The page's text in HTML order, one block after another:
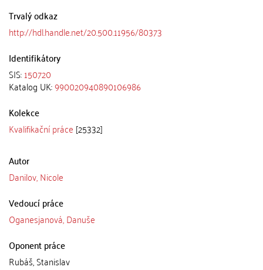
Trvalý odkaz
http://hdl.handle.net/20.500.11956/80373
Identifikátory
SIS:150720
Katalog UK:990020940890106986
Kolekce
Kvalifikační práce [25332]
Autor
Danilov, Nicole
Vedoucí práce
Oganesjanová, Danuše
Oponent práce
Rubáš, Stanislav